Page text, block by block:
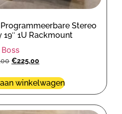
Stereo
1U Rackmount
Boss
€225,00
winkelwagen